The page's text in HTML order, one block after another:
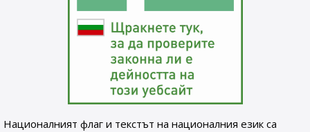
Националният флаг и текстът на националния език са